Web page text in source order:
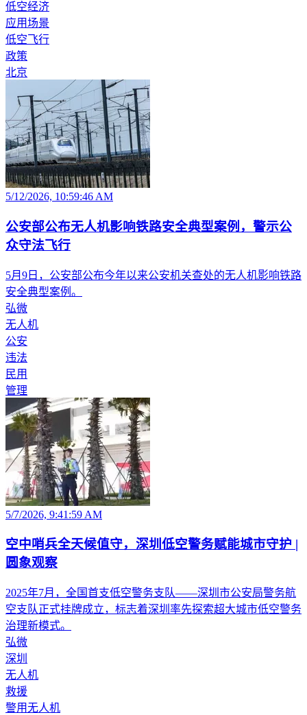
低空经济
应用场景
低空飞行
政策
北京
5/12/2026, 10:59:46 AM
公安部公布无人机影响铁路安全典型案例，警示公
众守法飞行
5月9日，公安部公布今年以来公安机关查处的无人机影响铁路
安全典型案例。
弘微
无人机
公安
违法
民用
管理
5/7/2026, 9:41:59 AM
空中哨兵全天候值守，深圳低空警务赋能城市守护 |
圆象观察
2025年7月，全国首支低空警务支队——深圳市公安局警务航
空支队正式挂牌成立，标志着深圳率先探索超大城市低空警务
治理新模式。
弘微
深圳
无人机
救援
警用无人机